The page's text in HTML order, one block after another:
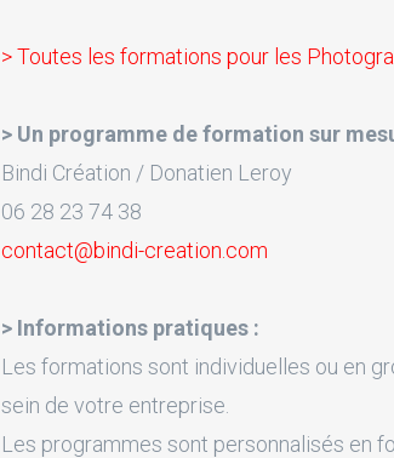
> Toutes les formations pour les
> Un programme de formation sur
Bindi Création / Donatien Leroy
06 28 23 74 38
contact@bindi-creation.com
> Informations pratiques :
Les formations sont individuelles ou en
sein de votre entreprise.
Les programmes sont personnalisés en